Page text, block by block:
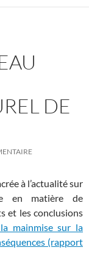
DE
à l’actualité sur
en matière de
et les conclusions
mainmise sur la
(rapport